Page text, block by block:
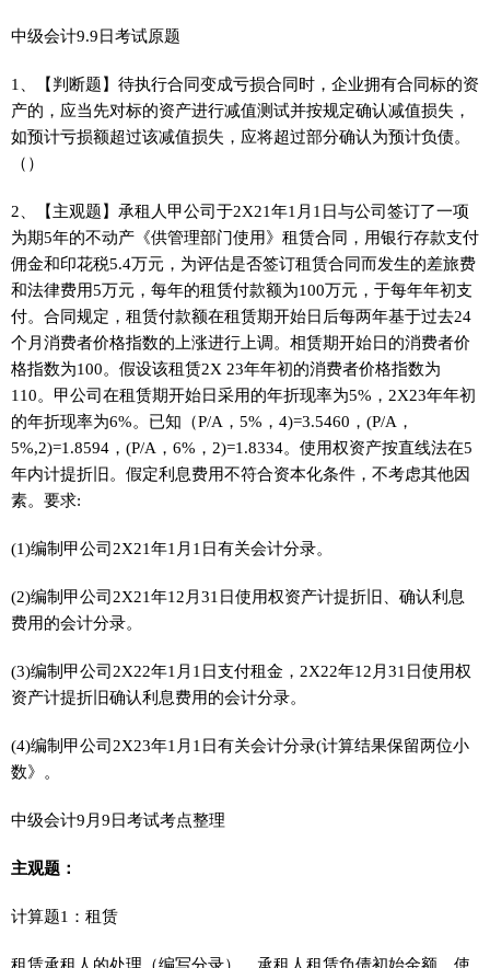
中级会计9.9日考试原题
1、【判断题】待执行合同变成亏损合同时，企业拥有合同标的资
产的，应当先对标的资产进行减值测试并按规定确认减值损失，
如预计亏损额超过该减值损失，应将超过部分确认为预计负债。
（）
2、【主观题】承租人甲公司于2X21年1月1日与公司签订了一项
为期5年的不动产《供管理部门使用》租赁合同，用银行存款支付
佣金和印花税5.4万元，为评估是否签订租赁合同而发生的差旅费
和法律费用5万元，每年的租赁付款额为100万元，于每年年初支
付。合同规定，租赁付款额在租赁期开始日后每两年基于过去24
个月消费者价格指数的上涨进行上调。相赁期开始日的消费者价
格指数为100。假设该租赁2X 23年年初的消费者价格指数为
110。甲公司在租赁期开始日采用的年折现率为5%，2X23年年初
的年折现率为6%。已知（P/A，5%，4)=3.5460，(P/A，
5%,2)=1.8594，(P/A，6%，2)=1.8334。使用权资产按直线法在5
年内计提折旧。假定利息费用不符合资本化条件，不考虑其他因
素。要求:
(1)编制甲公司2X21年1月1日有关会计分录。
(2)编制甲公司2X21年12月31日使用权资产计提折旧、确认利息
费用的会计分录。
(3)编制甲公司2X22年1月1日支付租金，2X22年12月31日使用权
资产计提折旧确认利息费用的会计分录。
(4)编制甲公司2X23年1月1日有关会计分录(计算结果保留两位小
数》。
中级会计9月9日考试考点整理
主观题：
计算题1：租赁